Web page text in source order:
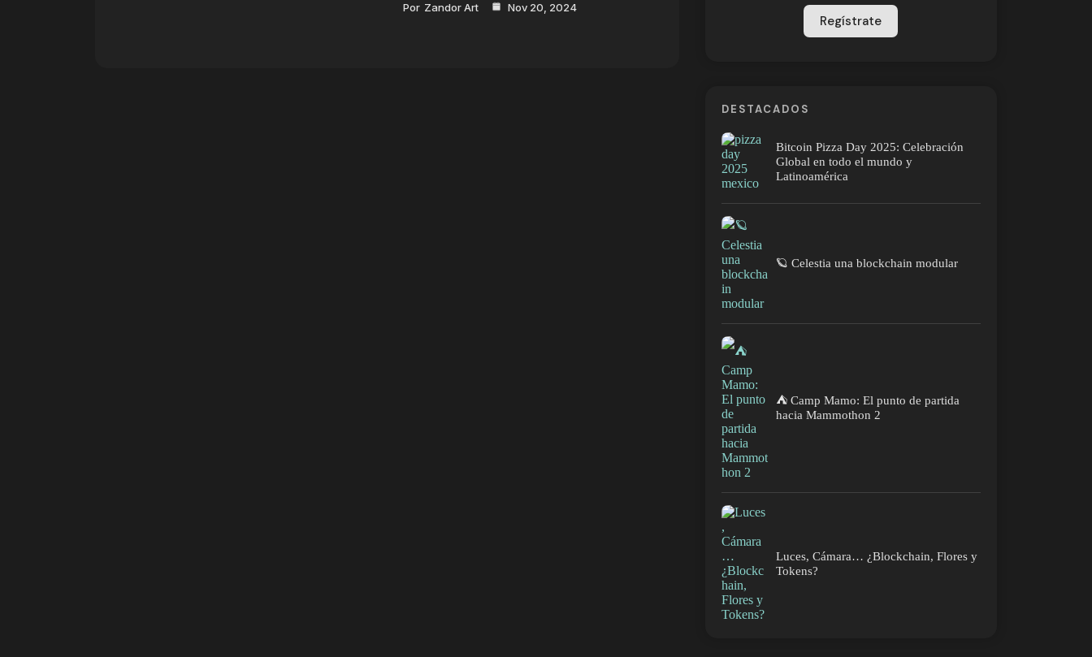
Por Zandor Art Nov 20, 2024
Regístrate
DESTACADOS
Bitcoin Pizza Day 2025: Celebración
Global en todo el mundo y
Latinoamérica
🪐 Celestia una blockchain modular
⛺ Camp Mamo: El punto de partida
hacia Mammothon 2
Luces, Cámara… ¿Blockchain, Flores y
Tokens?